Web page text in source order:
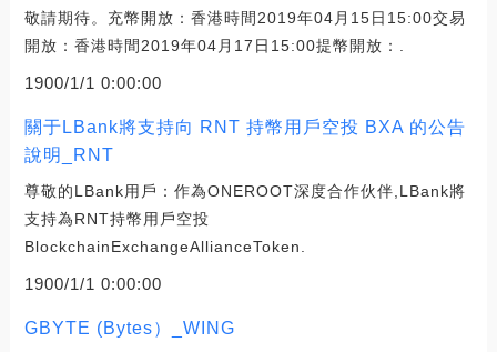
敬請期待。充幣開放：香港時間2019年04月15日15:00交易
開放：香港時間2019年04月17日15:00提幣開放：.
1900/1/1 0:00:00
關于LBank將支持向 RNT 持幣用戶空投 BXA 的公告
說明_RNT
尊敬的LBank用戶：作為ONEROOT深度合作伙伴,LBank將
支持為RNT持幣用戶空投
BlockchainExchangeAllianceToken.
1900/1/1 0:00:00
GBYTE (Bytes）_WING